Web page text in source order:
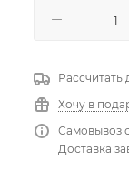
Рассчитать
Хочу в
Самовывоз
Доставка